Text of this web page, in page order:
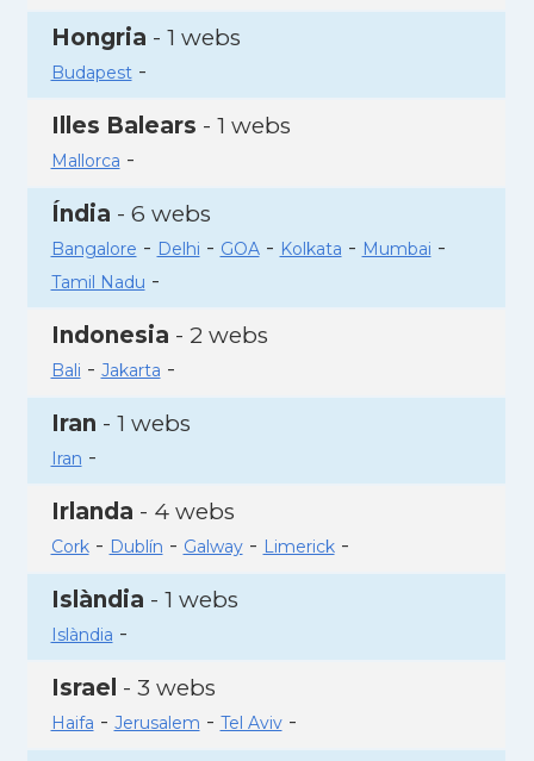
Hongria - 1 webs
Budapest-
Illes Balears - 1 webs
Mallorca -
Índia - 6 webs
Bangalore - Delhi - GOA- Kolkata - Mumbai -
Tamil Nadu -
Indonesia - 2 webs
Bali - Jakarta -
Iran - 1 webs
Iran -
Irlanda - 4 webs
Cork- Dublín - Galway- Limerick-
Islàndia - 1 webs
Islàndia -
Israel - 3 webs
Haifa - Jerusalem - Tel Aviv-